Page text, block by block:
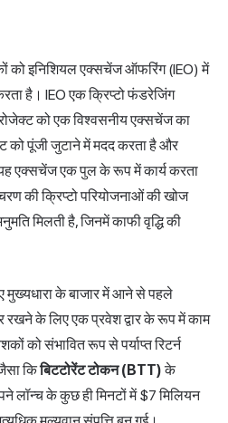
को इनिशियल एक्सचेंज ऑफरिंग (IEO) में
है। IEO एक क्रिप्टो फंडरेजिंग
को एक विश्वसनीय एक्सचेंज का
को पूंजी जुटाने में मदद करता है और
एक्सचेंज एक पुल के रूप में कार्य करता
की क्रिप्टो परियोजनाओं की खोज
मिलती है, जिनमें काफी वृद्धि की
मुख्यधारा के बाजार में आने से पहले
के लिए एक प्रवेश द्वार के रूप में काम
को संभावित रूप से पर्याप्त रिटर्न
किबिटटोरेंट टोकन (BTT)के
लॉन्च के कुछ ही मिनटों में $7 मिलियन